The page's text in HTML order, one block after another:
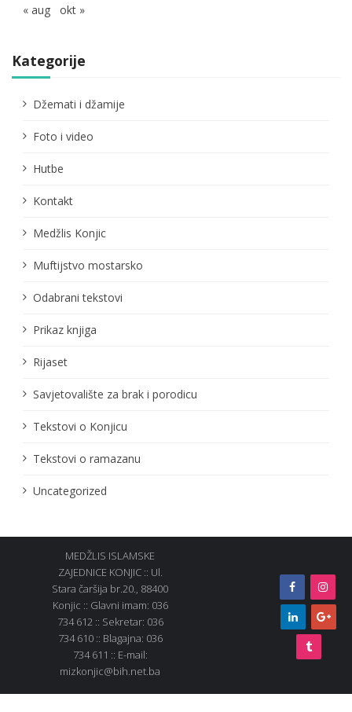
« aug okt »
Kategorije
Džemati i džamije
Foto i video
Hutbe
Kontakt
Medžlis Konjic
Muftijstvo mostarsko
Odabrani tekstovi
Prikaz knjiga
Rijaset
Savjetovalište za brak i porodicu
Tekstovi o Konjicu
Tekstovi o ramazanu
Uncategorized
MEDŽLIS ISLAMSKE
ZAJEDNICE KONJIC :: Ul.
Stara čaršija br.20., 88400
Konjic :: Glavni imam: 036
734 612 :: Sekretar: 036
734 610 :: Blagajna: 036
734 611 :: E-mail:
mizkonjic@bih.net.ba